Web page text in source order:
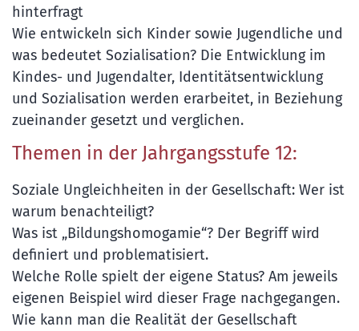
hinterfragt
Wie entwickeln sich Kinder sowie Jugendliche und
was bedeutet Sozialisation? Die Entwicklung im
Kindes- und Jugendalter, Identitätsentwicklung
und Sozialisation werden erarbeitet, in Beziehung
zueinander gesetzt und verglichen.
Themen in der Jahrgangsstufe 12:
Soziale Ungleichheiten in der Gesellschaft: Wer ist
warum benachteiligt?
Was ist „Bildungshomogamie“? Der Begriff wird
definiert und problematisiert.
Welche Rolle spielt der eigene Status? Am jeweils
eigenen Beispiel wird dieser Frage nachgegangen.
Wie kann man die Realität der Gesellschaft